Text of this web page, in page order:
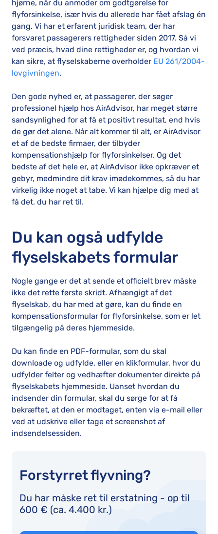
hjørne, når du anmoder om godtgørelse for
flyforsinkelse, især hvis du allerede har fået afslag én
gang. Vi har et erfarent juridisk team, der har
forsvaret passagerers rettigheder siden 2017. Så vi
ved præcis, hvad dine rettigheder er, og hvordan vi
kan sikre, at flyselskaberne overholder EU 261/2004-
lovgivningen.
Den gode nyhed er, at passagerer, der søger
professionel hjælp hos AirAdvisor, har meget større
sandsynlighed for at få et positivt resultat, end hvis
de gør det alene. Når alt kommer til alt, er AirAdvisor
et af de bedste firmaer, der tilbyder
kompensationshjælp for flyforsinkelser. Og det
bedste af det hele er, at AirAdvisor ikke opkræver et
gebyr, medmindre dit krav imødekommes, så du har
virkelig ikke noget at tabe. Vi kan hjælpe dig med at
få det, du har ret til.
Du kan også udfylde
flyselskabets formular
Nogle gange er det at sende et officielt brev måske
ikke det rette første skridt. Afhængigt af det
flyselskab, du har med at gøre, kan du finde en
kompensationsformular for flyforsinkelse, som er let
tilgængelig på deres hjemmeside.
Du kan finde en PDF-formular, som du skal
downloade og udfylde, eller en klikformular, hvor du
udfylder felter og vedhæfter dokumenter direkte på
flyselskabets hjemmeside. Uanset hvordan du
indsender din formular, skal du sørge for at få
bekræftet, at den er modtaget, enten via e-mail eller
ved at udskrive eller tage et screenshot af
indsendelsessiden.
Forstyrret flyvning?
Du har måske ret til erstatning - op til
600 € (ca. 4.400 kr.)